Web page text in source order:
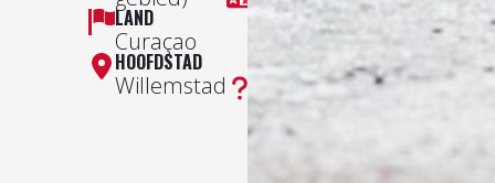
LAND
Curaçao
HOOFDSTAD
Willemstad
Nederlands,
Papiaments,
Engels
WIST JE DAT?
De Hato-
grotten zijn